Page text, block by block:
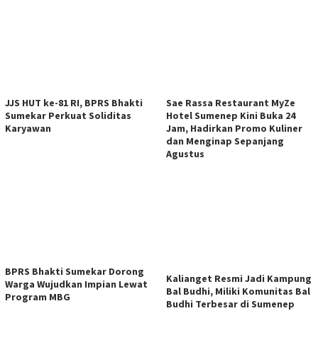
JJS HUT ke-81 RI, BPRS Bhakti
Sumekar Perkuat Soliditas
Karyawan
Sae Rassa Restaurant MyZe
Hotel Sumenep Kini Buka 24
Jam, Hadirkan Promo Kuliner
dan Menginap Sepanjang
Agustus
BPRS Bhakti Sumekar Dorong
Warga Wujudkan Impian Lewat
Program MBG
Kalianget Resmi Jadi Kampung
Bal Budhi, Miliki Komunitas Bal
Budhi Terbesar di Sumenep